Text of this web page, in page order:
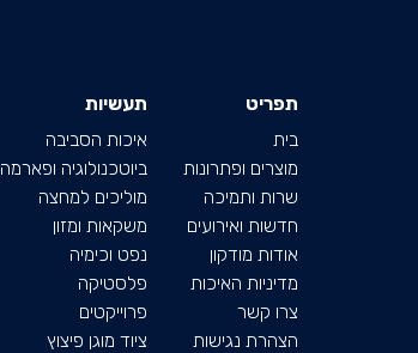
תפריט
בית
מוצרים ופתרונות
שרות ותמיכה
חדשות ואירועים
אודות מודקון
מדיניות האיכות
צרו קשר
הצהרת נגישות
תעשיות
איכות הסביבה
ביוטכנולוגיה ופארמה
מוליכים למחצה
משקאות ומזון
נפט וכימיה
פלסטיקה
פרוייקטים
ציוד מוגן פיצוץ